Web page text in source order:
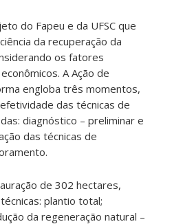
do Fapeu e da UFSC que
da recuperação da
os fatores
A Ação de
engloba três momentos,
das técnicas de
diagnóstico – preliminar e
das técnicas de
de 302 hectares,
plantio total;
da regeneração natural –